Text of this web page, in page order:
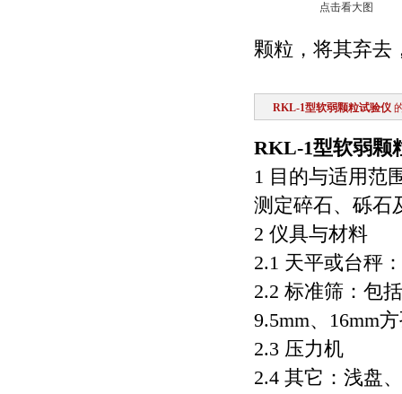
点击看大图
颗粒，将其弃去
RKL-1型软弱颗粒试验仪
RKL-1型软弱颗
1 目的与适用范
测定碎石、砾石
2 仪具与材料
2.1 天平或台秤
2.2 标准筛：包
9.5mm、16mm
2.3 压力机
2.4 其它：浅盘